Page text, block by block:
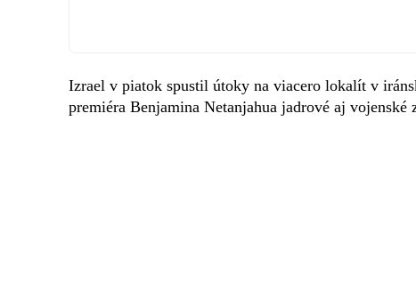
Izrael v piatok spustil útoky na viacero lokalít v
premiéra Benjamina Netanjahua jadrové aj